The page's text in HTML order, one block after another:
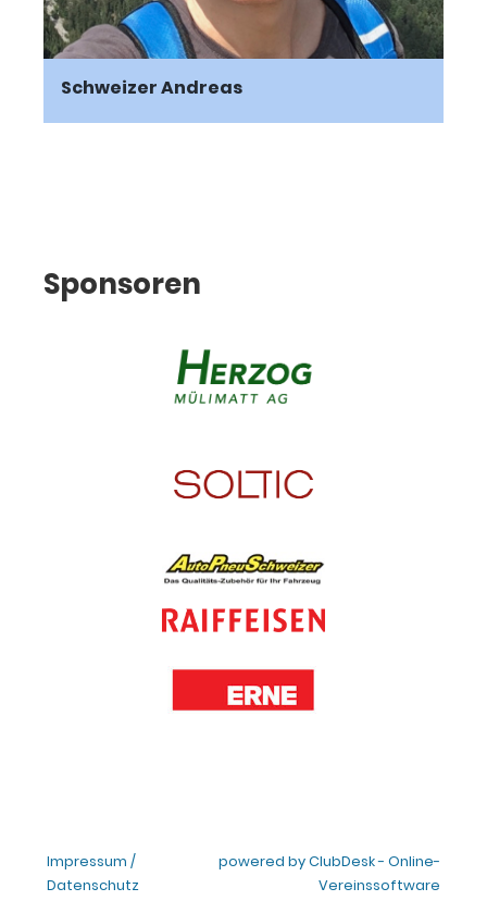
Schweizer Andreas
Sponsoren
Impressum /
Datenschutz
powered by ClubDesk - Online-
Vereinssoftware